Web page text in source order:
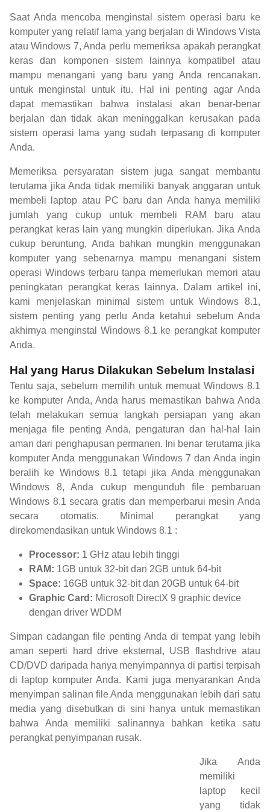
Saat Anda mencoba menginstal sistem operasi baru ke
komputer yang relatif lama yang berjalan di Windows Vista
atau Windows 7, Anda perlu memeriksa apakah perangkat
keras dan komponen sistem lainnya kompatibel atau
mampu menangani yang baru yang Anda rencanakan.
untuk menginstal untuk itu. Hal ini penting agar Anda
dapat memastikan bahwa instalasi akan benar-benar
berjalan dan tidak akan meninggalkan kerusakan pada
sistem operasi lama yang sudah terpasang di komputer
Anda.
Memeriksa persyaratan sistem juga sangat membantu
terutama jika Anda tidak memiliki banyak anggaran untuk
membeli laptop atau PC baru dan Anda hanya memiliki
jumlah yang cukup untuk membeli RAM baru atau
perangkat keras lain yang mungkin diperlukan. Jika Anda
cukup beruntung, Anda bahkan mungkin menggunakan
komputer yang sebenarnya mampu menangani sistem
operasi Windows terbaru tanpa memerlukan memori atau
peningkatan perangkat keras lainnya. Dalam artikel ini,
kami menjelaskan minimal sistem untuk Windows 8.1,
sistem penting yang perlu Anda ketahui sebelum Anda
akhirnya menginstal Windows 8.1 ke perangkat komputer
Anda.
Hal yang Harus Dilakukan Sebelum Instalasi
Tentu saja, sebelum memilih untuk memuat Windows 8.1
ke komputer Anda, Anda harus memastikan bahwa Anda
telah melakukan semua langkah persiapan yang akan
menjaga file penting Anda, pengaturan dan hal-hal lain
aman dari penghapusan permanen. Ini benar terutama jika
komputer Anda menggunakan Windows 7 dan Anda ingin
beralih ke Windows 8.1 tetapi jika Anda menggunakan
Windows 8, Anda cukup mengunduh file pembaruan
Windows 8.1 secara gratis dan memperbarui mesin Anda
secara otomatis. Minimal perangkat yang
direkomendasikan untuk Windows 8.1 :
Processor: 1 GHz atau lebih tinggi
RAM: 1GB untuk 32-bit dan 2GB untuk 64-bit
Space: 16GB untuk 32-bit dan 20GB untuk 64-bit
Graphic Card: Microsoft DirectX 9 graphic device
dengan driver WDDM
Simpan cadangan file penting Anda di tempat yang lebih
aman seperti hard drive eksternal, USB flashdrive atau
CD/DVD daripada hanya menyimpannya di partisi terpisah
di laptop komputer Anda. Kami juga menyarankan Anda
menyimpan salinan file Anda menggunakan lebih dari satu
media yang disebutkan di sini hanya untuk memastikan
bahwa Anda memiliki salinannya bahkan ketika satu
perangkat penyimpanan rusak.
Jika Anda
memiliki
laptop kecil
yang tidak